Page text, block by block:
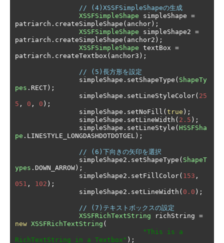
// (4)XSSFSimpleShapeの生成
XSSFSimpleShape simpleShape =
patriarch . createSimpleShape ( anchor );
XSSFSimpleShape simpleShape2 =
patriarch . createSimpleShape ( anchor2 );
XSSFSimpleShape textBox =
patriarch . createTextbox ( anchor3 );
// (5)長方形を設定
		simpleShape
. setShapeType ( ShapeTy
pes . RECT );
		simpleShape
. setLineStyleColor( 25
5 , 0 , 0 );
		simpleShape
. setNoFill ( true );
		simpleShape
. setLineWidth ( 2.5 );
		simpleShape
. setLineStyle ( HSSFSha
pe . LINESTYLE_LONGDASHDOTDOTGEL );
// (6)下向きの矢印を選択
		simpleShape2
. setShapeType ( ShapeT
ypes . DOWN_ARROW );
		simpleShape2
. setFillColor( 153 ,
051 , 102 );
		simpleShape2
. setLineWidth ( 0.0 );
// (7)テキストボックスの設定
XSSFRichTextString richString =
new XSSFRichTextString (
"This is a
RichTextString in a Textbox" );